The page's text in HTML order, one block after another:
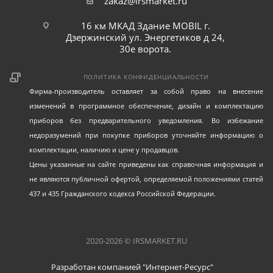
16 км МКАД Здание MOBIL г.
Дзержинский ул. Энергетиков д 24,
30е ворота.
ПОЛИТИКА КОНФИДЕНЦИАЛЬНОСТИ
Фирма-производитель оставляет за собой право на внесение
изменений в программное обеспечение, дизайн и комплектацию
приборов без предварительного уведомления. Во избежание
недоразумений при покупке приборов уточняйте информацию о
комплектации, наличию и цене у продавцов.
Цены указанные на сайте приведены как справочная информация и
не являются публичной офертой, определяемой положениями статей
437 и 435 Гражданского кодекса Российской Федерации.
2020-2026 © IRSMARKET.RU
Разработан компанией "Интернет-Ресурс"